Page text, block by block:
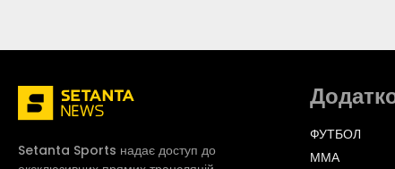
Setanta Sports надає доступ до
ФУТБОЛ
ММА